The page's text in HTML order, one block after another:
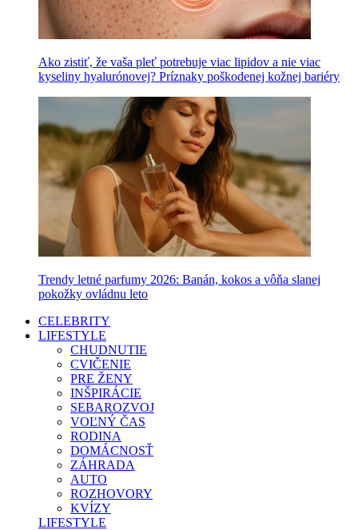
Ako zistiť, že vaša pleť potrebuje viac lipidov a nie viac
kyseliny hyalurónovej? Príznaky poškodenej kožnej bariéry
Trendy letné parfumy 2026: Banán, kokos a vôňa slanej
pokožky ovládnu leto
CELEBRITY
LIFESTYLE
CHUDNUTIE
CVIČENIE
PRE ŽENY
INŠPIRÁCIE
SEBAROZVOJ
VOĽNÝ ČAS
RODINA
DOMÁCNOSŤ
ZÁHRADA
AUTO
ROZHOVORY
KVÍZY
LIFESTYLE